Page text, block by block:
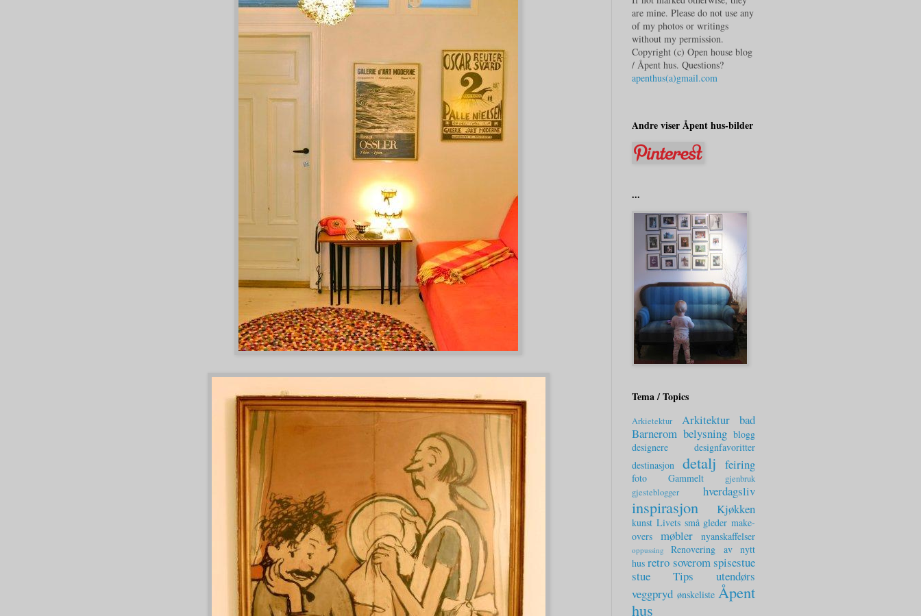
are mine. Please do not use any
of my photos or writings
without my permission.
Copyright (c) Open house blog
/ Åpent hus. Questions?
apenthus(a)gmail.com
Andre viser Åpent hus-bilder
...
Tema / Topics
Arkietektur Arkitektur
bad
Barnerom belysning blogg
designere
designfavoritter
destinasjon
detalj feiring
foto Gammelt
gjenbruk
gjesteblogger
hverdagsliv
inspirasjon Kjøkken
kunst Livets små gleder make-
overs
møbler nyanskaffelser
oppussing
Renovering av nytt
hus retro soverom spisestue
stue
Tips
utendørs
veggpryd ønskeliste Åpent
hus